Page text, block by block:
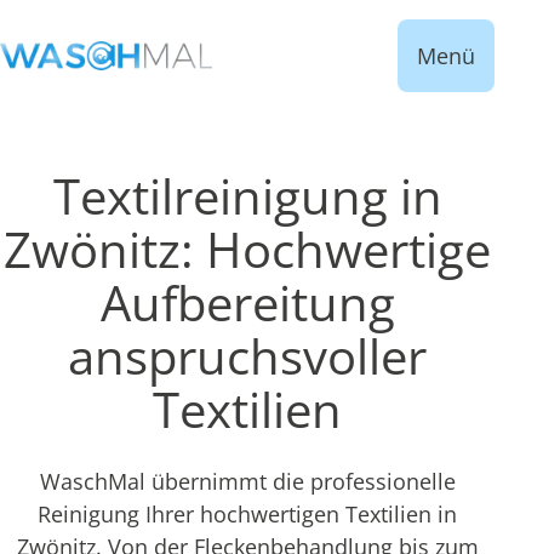
Menü
Textilreinigung in
Zwönitz: Hochwertige
Aufbereitung
anspruchsvoller
Textilien
WaschMal übernimmt die professionelle
Reinigung Ihrer hochwertigen Textilien in
Zwönitz. Von der Fleckenbehandlung bis zum